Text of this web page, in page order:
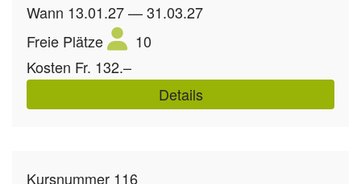
Wann 13.01.27 — 31.03.27
Freie Plätze
10
Kosten Fr. 132.–
Details
Kursnummer 116